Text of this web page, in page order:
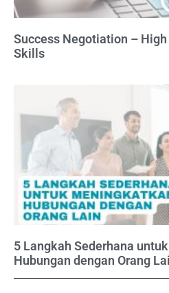
Success Negotiation –
Skills
5 Langkah Sederhana
Hubungan dengan Orang